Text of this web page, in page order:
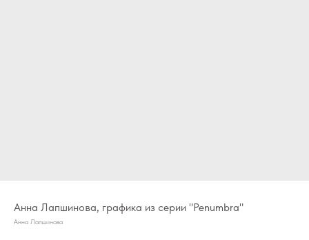
Анна Лапшинова, графика из серии "Penumbra"
Анна Лапшинова